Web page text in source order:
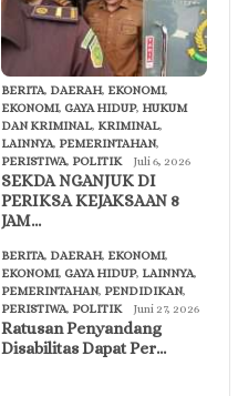
BERITA, DAERAH, EKONOMI,
EKONOMI, GAYA HIDUP, HUKUM
DAN KRIMINAL, KRIMINAL,
LAINNYA, PEMERINTAHAN,
PERISTIWA, POLITIK Juli 6, 2026
SEKDA NGANJUK DI
PERIKSA KEJAKSAAN 8
JAM…
BERITA, DAERAH, EKONOMI,
EKONOMI, GAYA HIDUP, LAINNYA,
PEMERINTAHAN, PENDIDIKAN,
PERISTIWA, POLITIK Juni 27, 2026
Ratusan Penyandang
Disabilitas Dapat Per…